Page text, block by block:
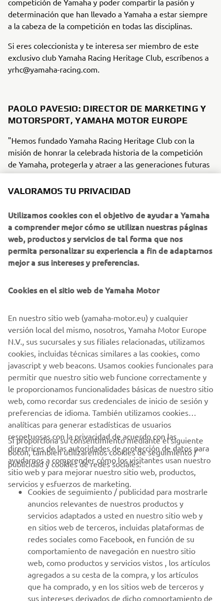
competición de Yamaha y poder compartir la pasión y
determinación que han llevado a Yamaha a estar siempre
a la cabeza de la competición en todas las disciplinas.
Si eres coleccionista y te interesa ser miembro de este
exclusivo club Yamaha Racing Heritage Club, escríbenos a
yrhc@yamaha-racing.com.
PAOLO PAVESIO: DIRECTOR DE MARKETING Y
MOTORSPORT, YAMAHA MOTOR EUROPE
"Hemos fundado Yamaha Racing Heritage Club con la
misión de honrar la celebrada historia de la competición
de Yamaha, protegerla y atraer a las generaciones futuras
para que la disfruten en persona. Queremos que esas
motocicletas salgan de las colecciones estáticas para que
admirarlas una vez más. Por eso, unos de los objetivos
principales del club YHRC es prestar apoyo a los
coleccionistas para que restauren y mantengan sus motos
históricas. Otra de las misiones del club se vuelca en el
lado humano del legado de competición de Yamaha.
trabajaron en su fabricación y mantenimiento.
personas conozcan nuestro legado de competición, mejor.
Con ese objetivo, el club YRHC participará en los eventos
que se celebren cada año donde se exhibirán estas
motocicletas históricas y se reunirán a pilotos, actuales y
del pasado, para mantener vivo nuestro legado."
CORPORATIVO
PROFESIONALES
MÁS YAMAHA
AYUDA
BOLETÍN DE NOTICIAS
Sé el primero en enterarte de las últimas ofertas, eventos
VALORAMOS TU PRIVACIDAD
Utilizamos cookies con el objetivo de ayudar a Yamaha
a comprender mejor cómo se utilizan nuestras páginas
web, productos y servicios de tal forma que nos
permita personalizar su experiencia a fin de adaptarnos
mejor a sus intereses y preferencias.
Cookies en el sitio web de Yamaha Motor
En nuestro sitio web (yamaha-motor.eu) y cualquier
versión local del mismo, nosotros, Yamaha Motor Europe
N.V., sus sucursales y sus filiales relacionadas, utilizamos
cookies, incluidas técnicas similares a las cookies, como
javascript y web beacons. Usamos cookies funcionales para
permitir que nuestro sitio web funcione correctamente y
le proporcionamos funcionalidades básicas de nuestro sitio
web, como recordar sus credenciales de inicio de sesión y
preferencias de idioma. También utilizamos cookies
analíticas para generar estadísticas de usuarios
respetuosas con la privacidad de acuerdo con las
directrices de las autoridades de protección de datos para
ayudarnos a comprender cómo los visitantes usan nuestro
sitio web y para mejorar nuestro sitio web, productos,
servicios y esfuerzos de marketing.
Si proporciona su consentimiento mediante el siguiente
botón, también utilizaremos cookies de seguimiento /
publicidad y cookies de redes sociales:
Cookies de seguimiento / publicidad para mostrarle
anuncios relevantes de nuestros productos y
servicios adaptados a usted en nuestro sitio web y
en sitios web de terceros, incluidas plataformas de
redes sociales como Facebook, en función de su
comportamiento de navegación en nuestro sitio
web, como productos y servicios vistos , los artículos
agregados a su cesta de la compra, y los artículos
que ha comprado, y en los sitios web de terceros y
sus intereses derivados de dicho comportamiento de